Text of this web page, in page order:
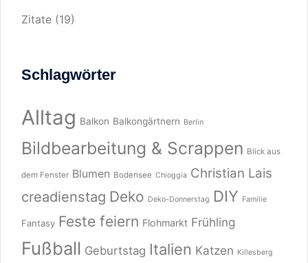
Zitate (19)
Schlagwörter
Alltag Balkon Balkongärtnern Berlin
Bildbearbeitung & Scrappen Blick aus
dem Fenster Blumen Bodensee Chioggia Christian Lais
creadienstag Deko Deko-Donnerstag DIY Familie
Fantasy Feste feiern Flohmarkt Frühling
Fußball Geburtstag Italien Katzen Killesberg